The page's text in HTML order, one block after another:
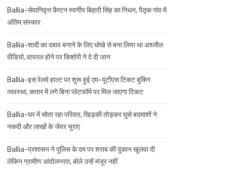
Ballia-सेवानिवृत्त कैप्टन स्वर्गीय बिहारी सिंह का निधन, पैतृक गांव में
अंतिम संस्कार
Ballia-शादी का दबाव बनाने के लिए धोखे से बना लिया था अश्लील
वीडियो, वायरल होने पर किशोरी ने दे दी जान
Ballia-इस रेलवे हाल्ट पर शुरू हुई एम-यूटीएस टिकट बुकिंग
व्यवस्था, कतार में लगे बिना प्लेटफॉर्म पर मिल जाएगा टिकट
Ballia-घर में सोता रहा परिवार, खिड़की तोड़कर घुसे बदमाशों ने
नकदी और लाखों के जेवर चुराए
Ballia-प्रशासन ने पुलिस के दम पर शराब की दुकान खुलवा दी
लेकिन ग्रामीण आंदोलनरत, बोले उन्हें मंजूर नहीं